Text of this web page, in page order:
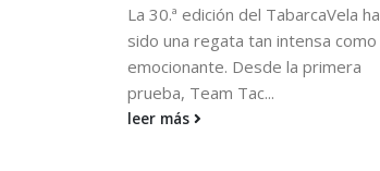
La 30.ª edición del TabarcaVela ha
sido una regata tan intensa como
emocionante. Desde la primera
prueba, Team Tac...
leer más